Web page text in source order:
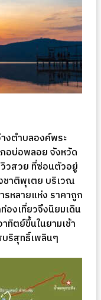
งตำบลองค์พระ
อบ่อพลอย จังหวัด
วสวย ที่ซ่อนตัวอยู่
ชาติพุเตย บริเวณ
หลายแห่ง ราคาถูก
องเที่ยวจึงนิยมเดิน
ทิตย์ขึ้นในยามเช้า
ริสุทธิ์เพลินๆ